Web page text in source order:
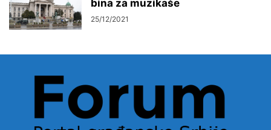
bina za muzikaše
25/12/2021